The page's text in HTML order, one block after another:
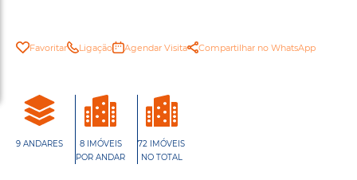
Favoritar Ligação Agendar Visita Compartilhar no WhatsApp
9 ANDARES
8 IMÓVEIS
POR ANDAR
72 IMÓVEIS
NO TOTAL